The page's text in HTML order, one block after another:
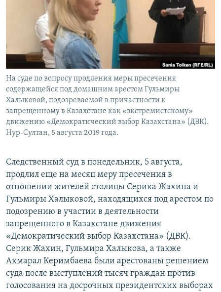
На суде по вопросу продления меры пресечения
содержащейся под домашним арестом Гульмиры
Халыковой, подозреваемой в причастности к
запрещенному в Казахстане как «экстремистскому»
движению «Демократический выбор Казахстана» (ДВК).
Нур-Султан, 5 августа 2019 года.
Следственный суд в понедельник, 5 августа,
продлил еще на месяц меру пресечения в
отношении жителей столицы Серика Жахина и
Гульмиры Халыковой, находящихся под арестом по
подозрению в участии в деятельности
запрещенного в Казахстане движения
«Демократический выбор Казахстана» (ДВК).
Серик Жахин, Гульмира Халыкова, а также
Акмарал Керимбаева были арестованы решением
суда после выступлений тысяч граждан против
голосования на досрочных президентских выборах